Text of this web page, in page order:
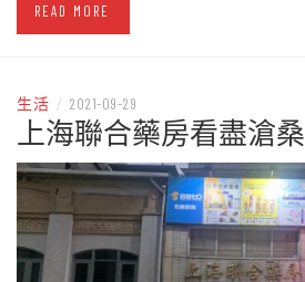
READ MORE
生活 / 2021-09-29
上海聯合藥房看盡滄桑